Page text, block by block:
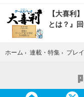
【大喜利
とは？』
ホーム › 連載・特集 › プレ